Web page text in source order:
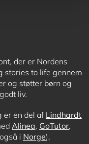
der er Nordens
stories to life gennem
og støtter børn og
liv.
er en del af Lindhardt
Alinea, GoTutor,
i Norge),